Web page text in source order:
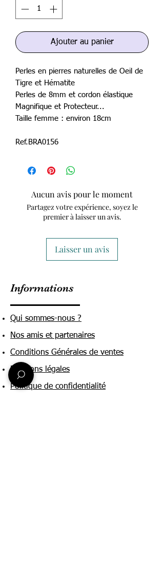
Ajouter au panier
Perles en pierres naturelles de Oeil de
Tigre et Hématite
Perles de 8mm et cordon élastique
Magnifique et Protecteur...
Taille femme : environ 18cm
Ref.BRA0156
Aucun avis pour le moment
Partagez votre expérience, soyez le
premier à laisser un avis.
Laisser un avis
Informations
Qui sommes-nous ?
Nos amis et partenaires
Conditions Générales de ventes
Mentions légales
Politique de confidentialité